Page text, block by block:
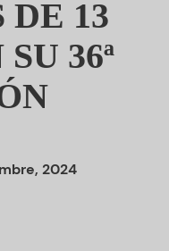
DE 13
36ª
2024